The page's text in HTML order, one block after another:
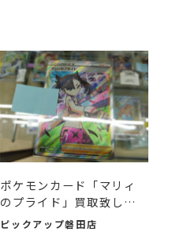
ポケモンカード「マリィ
のプライド」買取致しま
し...
ピックアップ磐田店